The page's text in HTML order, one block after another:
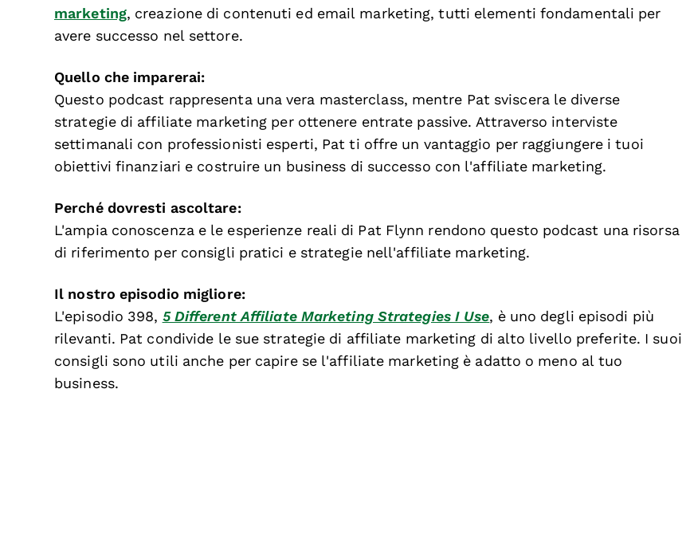
marketing, creazione di contenuti ed email marketing, tutti elementi fondamentali per
avere successo nel settore.
Quello che imparerai:
Questo podcast rappresenta una vera masterclass, mentre Pat sviscera le diverse
strategie di affiliate marketing per ottenere entrate passive. Attraverso interviste
settimanali con professionisti esperti, Pat ti offre un vantaggio per raggiungere i tuoi
obiettivi finanziari e costruire un business di successo con l'affiliate marketing.
Perché dovresti ascoltare:
L'ampia conoscenza e le esperienze reali di Pat Flynn rendono questo podcast una risorsa
di riferimento per consigli pratici e strategie nell'affiliate marketing.
Il nostro episodio migliore:
L'episodio 398, 5 Different Affiliate Marketing Strategies I Use, è uno degli episodi più
rilevanti. Pat condivide le sue strategie di affiliate marketing di alto livello preferite. I suoi
consigli sono utili anche per capire se l'affiliate marketing è adatto o meno al tuo
business.